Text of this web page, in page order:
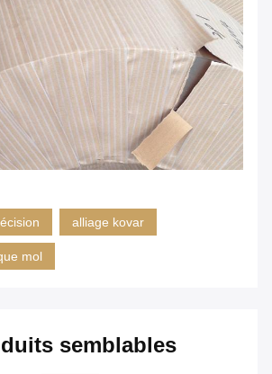
alliage kovar
mol
semblables